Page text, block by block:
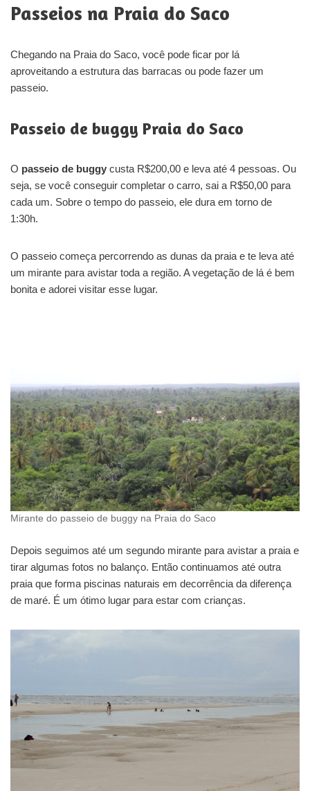
Passeios na Praia do Saco
Chegando na Praia do Saco, você pode ficar por lá
aproveitando a estrutura das barracas ou pode fazer um
passeio.
Passeio de buggy Praia do Saco
O passeio de buggy custa R$200,00 e leva até 4 pessoas. Ou
seja, se você conseguir completar o carro, sai a R$50,00 para
cada um. Sobre o tempo do passeio, ele dura em torno de
1:30h.
O passeio começa percorrendo as dunas da praia e te leva até
um mirante para avistar toda a região. A vegetação de lá é bem
bonita e adorei visitar esse lugar.
Mirante do passeio de buggy na Praia do Saco
Depois seguimos até um segundo mirante para avistar a praia e
tirar algumas fotos no balanço. Então continuamos até outra
praia que forma piscinas naturais em decorrência da diferença
de maré. É um ótimo lugar para estar com crianças.